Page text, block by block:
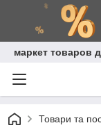
маркет товаров
Товари та